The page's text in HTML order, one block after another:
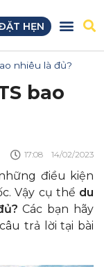
HẸN
nhiêu là đủ?
bao
17:08 14/02/2023
điều kiện
Vậy cụ thể du
Các bạn hãy
trả lời tại bài